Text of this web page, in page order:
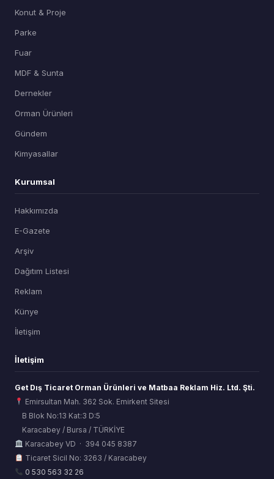
Konut & Proje
Parke
Fuar
MDF & Sunta
Dernekler
Orman Ürünleri
Gündem
Kimyasallar
Kurumsal
Hakkımızda
E-Gazete
Arşiv
Dağıtım Listesi
Reklam
Künye
İletişim
İletişim
Get Dış Ticaret Orman Ürünleri ve Matbaa Reklam Hiz. Ltd. Şti.
Emirsultan Mah. 362 Sok. Emirkent Sitesi
B Blok No:13 Kat:3 D:5
Karacabey / Bursa / TÜRKİYE
Karacabey VD · 394 045 8387
Ticaret Sicil No: 3263 / Karacabey
0 530 563 32 26
ORSİAD AI
Sektörel Hafıza Asistanı